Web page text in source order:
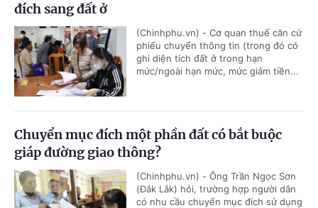
đích sang đất ở
(Chinhphu.vn) - Cơ quan thuế căn cứ
phiếu chuyển thông tin (trong đó có
ghi diện tích đất ở trong hạn
mức/ngoài hạn mức, mức giảm tiền...
Chuyển mục đích một phần đất có bắt buộc
giáp đường giao thông?
(Chinhphu.vn) - Ông Trần Ngọc Sơn
(Đắk Lắk) hỏi, trường hợp người dân
có nhu cầu chuyển mục đích sử dụng